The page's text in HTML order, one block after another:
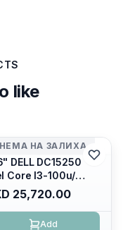
like
НЕМА НА ЗАЛИХА
DELL DC15250
Core I3-100u/
DDR4/ 512GB SSD
Iris Xe Graphics/
Anti-glare LED
25,720.00
Add